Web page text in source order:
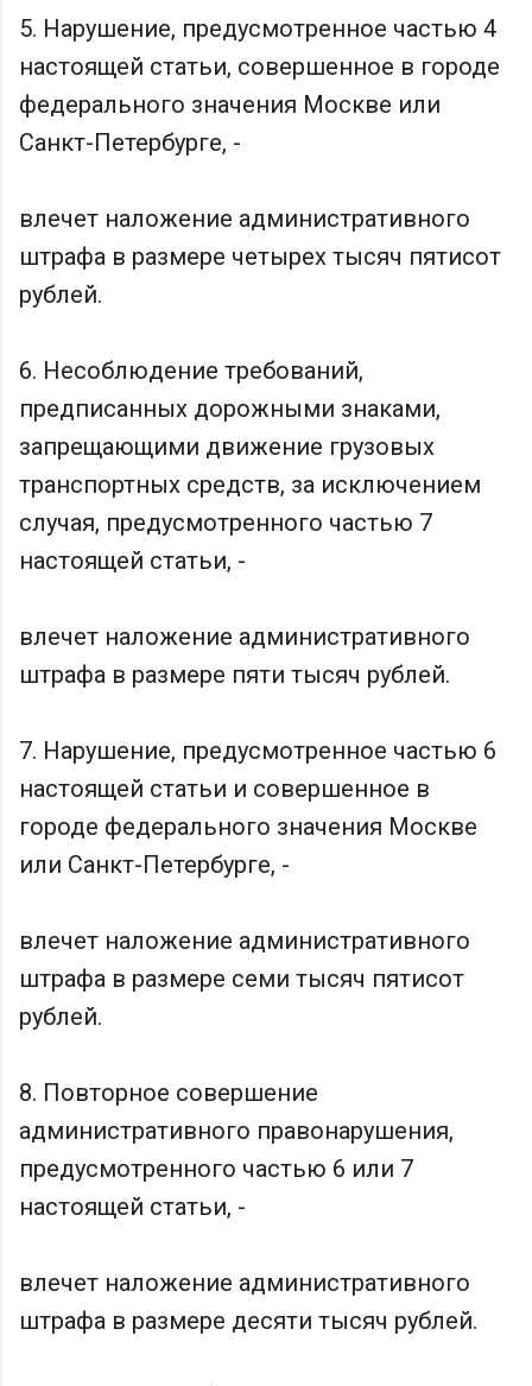
5. Нарушение, предусмотренное частью 4
настоящей статьи, совершенное в городе
федерального значения Москве или
Санкт-Петербурге, -
влечет наложение административного
штрафа в размере четырех тысяч пятисот
рублей.
6. Несоблюдение требований,
предписанных дорожными знаками,
запрещающими движение грузовых
транспортных средств, за исключением
случая, предусмотренного частью 7
настоящей статьи, -
влечет наложение административного
штрафа в размере пяти тысяч рублей.
7. Нарушение, предусмотренное частью 6
настоящей статьи и совершенное в
городе федерального значения Москве
или Санкт-Петербурге, -
влечет наложение административного
штрафа в размере семи тысяч пятисот
рублей.
8. Повторное совершение
административного правонарушения,
предусмотренного частью 6 или 7
настоящей статьи, -
влечет наложение административного
штрафа в размере десяти тысяч рублей.